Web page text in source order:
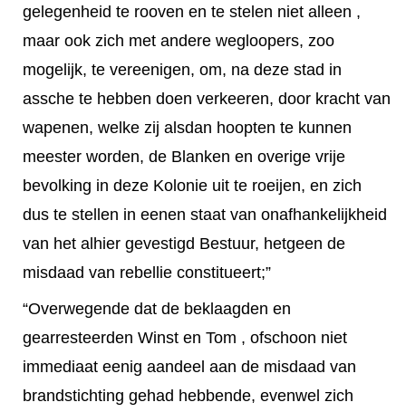
gelegenheid te rooven en te stelen niet alleen ,
maar ook zich met andere wegloopers, zoo
mogelijk, te vereenigen, om, na deze stad in
assche te hebben doen verkeeren, door kracht van
wapenen, welke zij alsdan hoopten te kunnen
meester worden, de Blanken en overige vrije
bevolking in deze Kolonie uit te roeijen, en zich
dus te stellen in eenen staat van onafhankelijkheid
van het alhier gevestigd Bestuur, hetgeen de
misdaad van rebellie constitueert;”
“Overwegende dat de beklaagden en
gearresteerden Winst en Tom , ofschoon niet
immediaat eenig aandeel aan de misdaad van
brandstichting gehad hebbende, evenwel zich